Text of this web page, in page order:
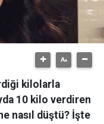
kilolarla
10 kilo verdiren
nasıl düştü? İşte